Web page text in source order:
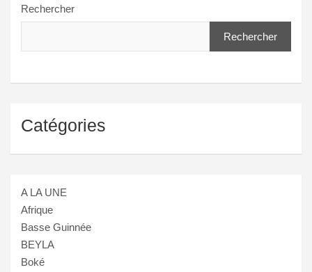
Rechercher
Rechercher
Catégories
A LA UNE
Afrique
Basse Guinnée
BEYLA
Boké